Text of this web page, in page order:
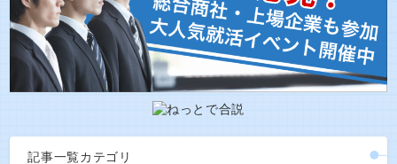
記事一覧カテゴリ